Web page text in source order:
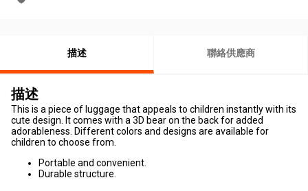
描述 聯絡供應商
描述
This is a piece of luggage that appeals to children instantly with its
cute design. It comes with a 3D bear on the back for added
adorableness. Different colors and designs are available for
children to choose from.
Portable and convenient.
Durable structure.